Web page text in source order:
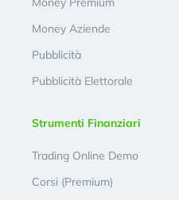
Money Aziende
Pubblicità
Pubblicità Elettorale
Strumenti Finanziari
Trading Online Demo
Corsi (Premium)